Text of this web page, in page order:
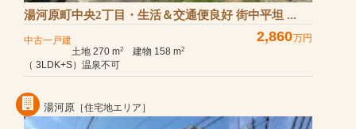
湯河原町中央2丁目・生活＆交通便良好 街中平坦 ...
中古一戸建 2,860万円
土地 270 m2 建物 158 m2
（ 3LDK+S）温泉不可
湯河原 ［住宅地エリア］